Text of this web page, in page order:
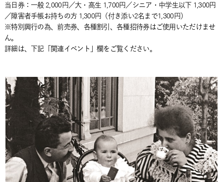
当日券：一般 2,000円／大・高生 1,700円／シニア・中学生以下 1,300円
／障害者手帳お持ちの方 1,300円（付き添い2名まで1,300円）
※特別興行の為、前売券、各種割引、各種招待券はご使用いただけませ
ん。
詳細は、下記「関連イベント」欄をご覧ください。